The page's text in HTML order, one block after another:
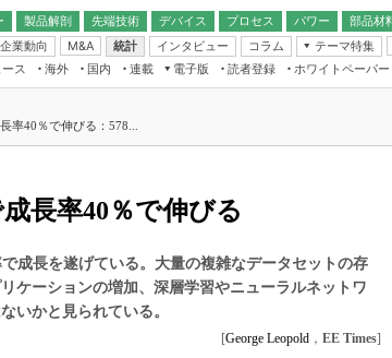
製品解剖
先端技術
デバイス
プロセス パワー 部品材
無線
企業動向 M&A 統計 インタビュー コラム
テーマ特集
フィジカルAI
読者調査（EE Times Research）
電源設計（EDN Japan）
エレクトロニクス入門（EDN
IoT・
EXPO
人とく
ス 海外 国内
連載
通信
ープ
ジニアの社会人大
電子版
レット
読者登録 ホワイトペーパー
率40％で伸びる：578...
長率40％で伸びる
成長を遂げている。大量の複雑なデータセットの存
ケーションの増加、深層学習やニューラルネットワ
いかと見られている。
[George Leopold ， EE Times]